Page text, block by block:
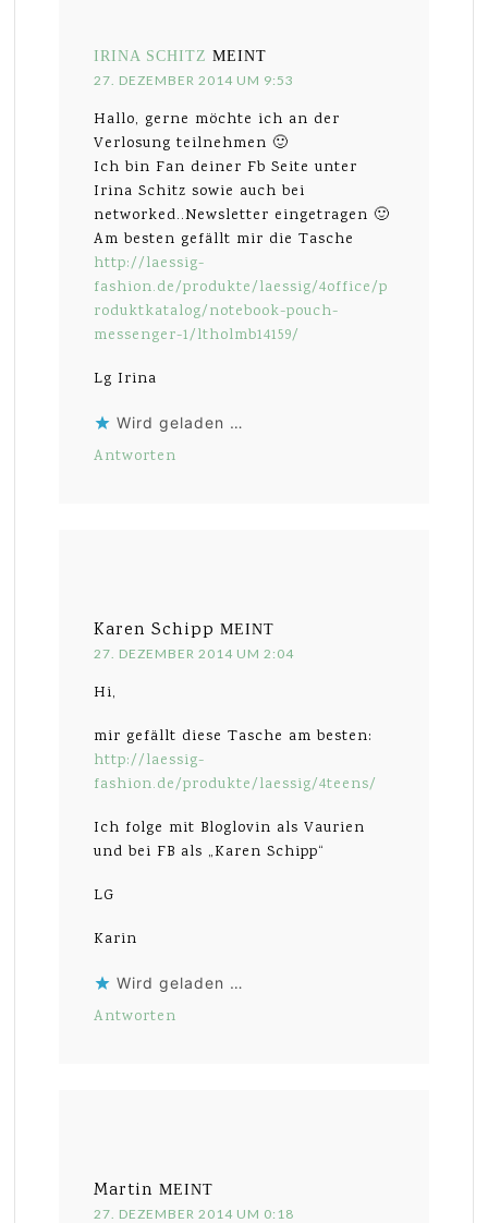
IRINA SCHITZ MEINT
27. DEZEMBER 2014 UM 9:53
Hallo, gerne möchte ich an der
Verlosung teilnehmen 🙂
Ich bin Fan deiner Fb Seite unter
Irina Schitz sowie auch bei
networked..Newsletter eingetragen 🙂
Am besten gefällt mir die Tasche
http://laessig-
fashion.de/produkte/laessig/4office/p
roduktkatalog/notebook-pouch-
messenger-1/ltholmb14159/
Lg Irina
Wird geladen …
Antworten
Karen Schipp MEINT
27. DEZEMBER 2014 UM 2:04
Hi,
mir gefällt diese Tasche am besten:
http://laessig-
fashion.de/produkte/laessig/4teens/
Ich folge mit Bloglovin als Vaurien
und bei FB als „Karen Schipp“
LG
Karin
Wird geladen …
Antworten
Martin MEINT
27. DEZEMBER 2014 UM 0:18